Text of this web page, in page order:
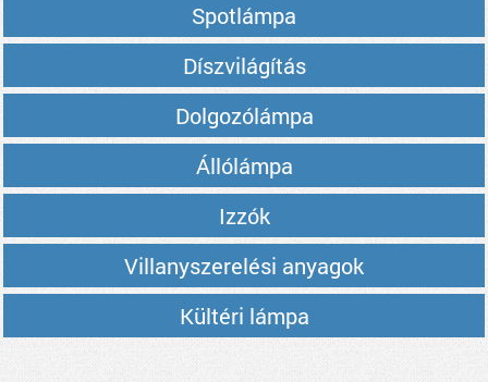
Spotlámpa
Díszvilágítás
Dolgozólámpa
Állólámpa
Izzók
Villanyszerelési anyagok
Kültéri lámpa